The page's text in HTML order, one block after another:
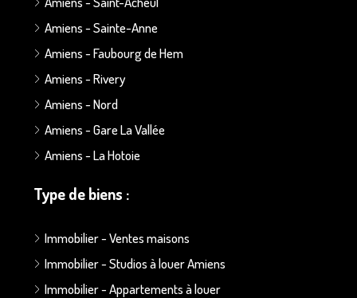
Amiens - Sainte-Anne
Amiens - Faubourg de Hem
Amiens - Rivery
Amiens - Nord
Amiens - Gare La Vallée
Amiens - La Hotoie
Type de biens :
Immobilier - Ventes maisons
Immobilier - Studios à louer Amiens
Immobilier - Appartements à louer